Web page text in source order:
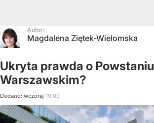
Autor:
Magdalena Ziętek-Wielomska
Ukryta prawda o Powstaniu
Warszawskim?
Dodano: wczoraj 19:00